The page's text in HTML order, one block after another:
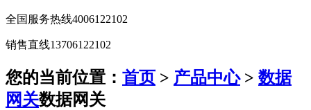
全国服务热线4006122102
销售直线13706122102
您的当前位置： 首页 > 产品中心> 数据
网关数据网关